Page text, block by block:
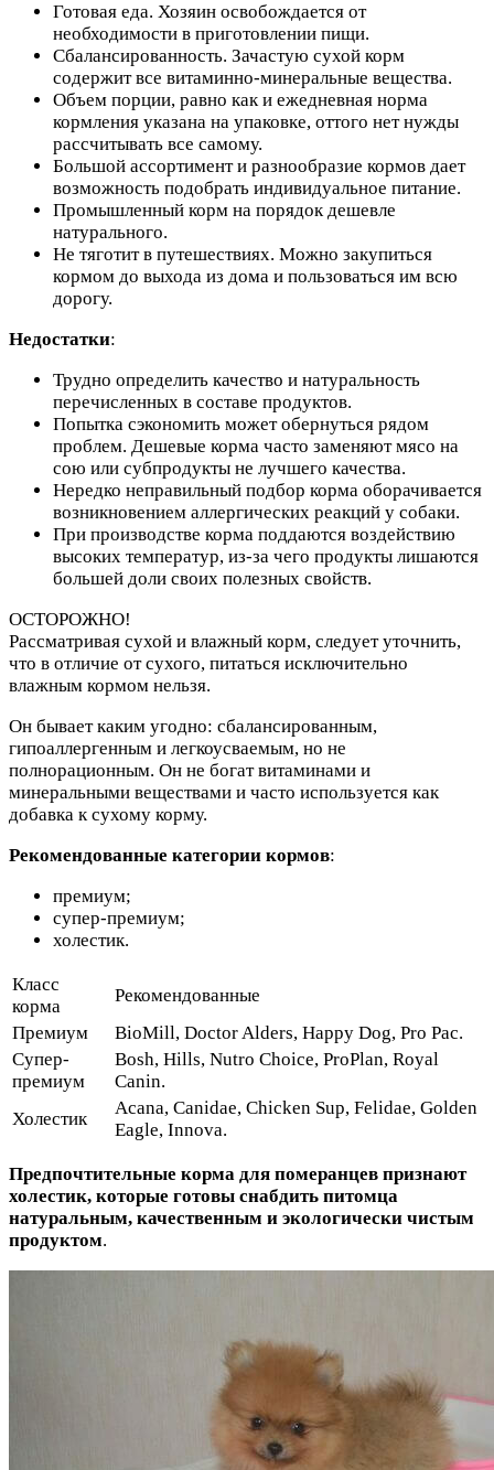
Готовая еда. Хозяин освобождается от
необходимости в приготовлении пищи.
Сбалансированность. Зачастую сухой корм
содержит все витаминно-минеральные вещества.
Объем порции, равно как и ежедневная норма
кормления указана на упаковке, оттого нет нужды
рассчитывать все самому.
Большой ассортимент и разнообразие кормов дает
возможность подобрать индивидуальное питание.
Промышленный корм на порядок дешевле
натурального.
Не тяготит в путешествиях. Можно закупиться
кормом до выхода из дома и пользоваться им всю
дорогу.
Недостатки:
Трудно определить качество и натуральность
перечисленных в составе продуктов.
Попытка сэкономить может обернуться рядом
проблем. Дешевые корма часто заменяют мясо на
сою или субпродукты не лучшего качества.
Нередко неправильный подбор корма оборачивается
возникновением аллергических реакций у собаки.
При производстве корма поддаются воздействию
высоких температур, из-за чего продукты лишаются
большей доли своих полезных свойств.
ОСТОРОЖНО!
Рассматривая сухой и влажный корм, следует уточнить,
что в отличие от сухого, питаться исключительно
влажным кормом нельзя.
Он бывает каким угодно: сбалансированным,
гипоаллергенным и легкоусваемым, но не
полнорационным. Он не богат витаминами и
минеральными веществами и часто используется как
добавка к сухому корму.
Рекомендованные категории кормов:
премиум;
супер-премиум;
холестик.
Класс
корма
Рекомендованные
Премиум
BioMill, Doctor Alders, Happy Dog, Pro Pac.
Супер-
премиум
Bosh, Hills, Nutro Choice, ProPlan, Royal
Canin.
Холестик
Acana, Canidae, Chicken Sup, Felidae, Golden
Eagle, Innova.
Предпочтительные корма для померанцев признают
холестик, которые готовы снабдить питомца
натуральным, качественным и экологически чистым
продуктом.